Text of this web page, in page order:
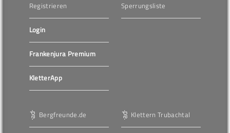
Registrieren
Login
Frankenjura Premium
KletterApp
Sperrungsliste
Bergfreunde.de Klettern Trubachtal